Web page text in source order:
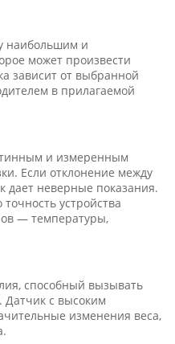
наибольшим и
может произвести
зависит от выбранной
в прилагаемой
и измеренным
Если отклонение между
дает неверные показания.
устройства
— температуры,
способный вызывать
Датчик с высоким
изменения веса,